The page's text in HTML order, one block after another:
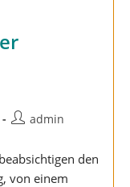
Beitrags-
admin
den
von einem